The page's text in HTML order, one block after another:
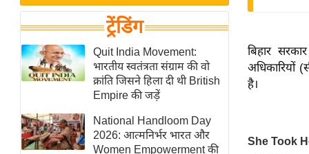
यंग इंडिया
साहित्य जगत
ऑटो वर्ल्ड
न्यूज ब्रीफ
मनोरंजन जगत
बॉलीवुड
हॉलीवुड
ट्रेंडिंग
Quit India Movement:
भारतीय स्वतंत्रता संग्राम की वो
क्रांति जिसने हिला दी थी British
Empire की जड़ें
National Handloom Day
2026: आत्मनिर्भर भारत और
Women Empowerment की
बिहार
अधिकारियों
है।